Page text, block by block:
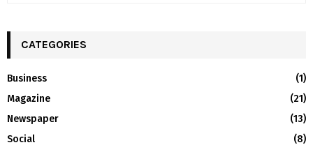
h
o
r
:
R
CATEGORIES
Business
(1)
Magazine
(21)
Newspaper
(13)
Social
(8)